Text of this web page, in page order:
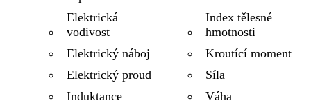
Elektrická
vodivost
Elektrický náboj
Elektrický proud
Induktance
Index tělesné
hmotnosti
Kroutící moment
Síla
Váha